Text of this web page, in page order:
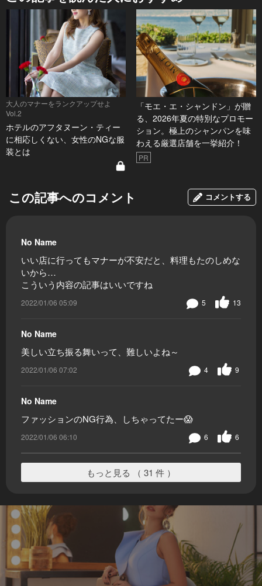
大人のマナーをランクアップせよ
Vol.2
ホテルのアフタヌーン・ティー
に相応しくない、女性のNGな服
装とは
「モエ・エ・シャンドン」が贈
る、2026年夏の特別なプロモー
ション。極上のシャンパンを味
わえる厳選店舗を一挙紹介！
PR
この記事へのコメント コメントする
No Name
いい店に行ってもマナーが不安だと、料理もたのしめな
いから…
こういう内容の記事はいいですね
2022/01/06 05:09 13
5
No Name
美しい立ち振る舞いって、難しいよね～
2022/01/06 07:02 9
4
No Name
ファッションのNG行為、しちゃってたー😱
2022/01/06 06:10 6
6
もっと見る （ 31 件 ）